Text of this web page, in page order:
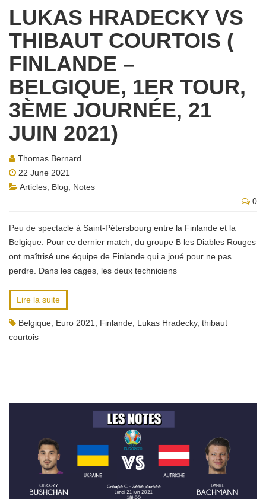
LUKAS HRADECKY VS
THIBAUT COURTOIS (
FINLANDE –
BELGIQUE, 1ER TOUR,
3ÈME JOURNÉE, 21
JUIN 2021)
Thomas Bernard
22 June 2021
Articles Blog
Notes
0
Peu de spectacle à Saint-Pétersbourg entre la Finlande et la
Belgique. Pour ce dernier match, du groupe B les Diables Rouges
ont maîtrisé une équipe de Finlande qui a joué pour ne pas
perdre. Dans les cages, les deux techniciens
Lire la suite
Belgique Euro 2021 Finlande Lukas Hradecky, thibaut
courtois